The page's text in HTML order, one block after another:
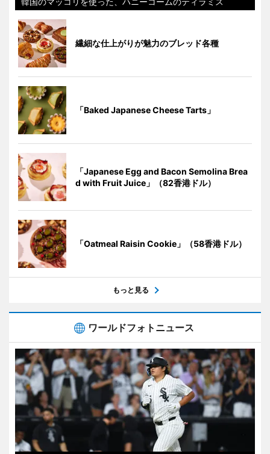
繊細な仕上がりが魅力のブレッド各種
「Baked Japanese Cheese Tarts」
「Japanese Egg and Bacon Semolina Brea
d with Fruit Juice」（82香港ドル）
「Oatmeal Raisin Cookie」（58香港ドル）
もっと見る
ワールドフォトニュース